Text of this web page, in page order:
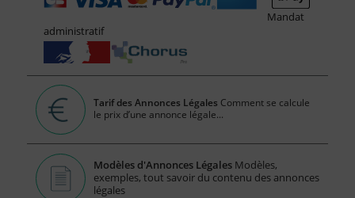
Mandat
administratif
Tarif des Annonces Légales Comment se calcule
le prix d’une annonce légale...
Modèles d'Annonces Légales Modèles,
exemples, tout savoir du contenu des annonces
légales